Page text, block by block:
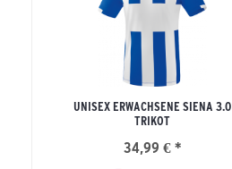
UNISEX ERWACHSENE SIENA 3.0
TRIKOT
34,99 € *